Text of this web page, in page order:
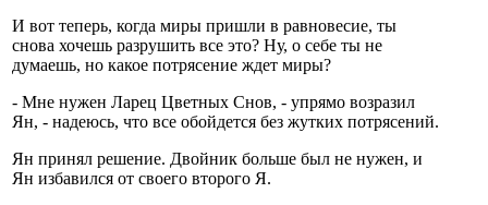
И вот теперь, когда миры пришли в равновесие, ты
снова хочешь разрушить все это? Ну, о себе ты не
думаешь, но какое потрясение ждет миры?
- Мне нужен Ларец Цветных Снов, - упрямо возразил
Ян, - надеюсь, что все обойдется без жутких потрясений.
Ян принял решение. Двойник больше был не нужен, и
Ян избавился от своего второго Я.